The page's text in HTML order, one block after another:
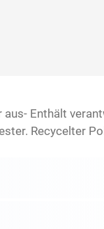
Enthält
Recycelter